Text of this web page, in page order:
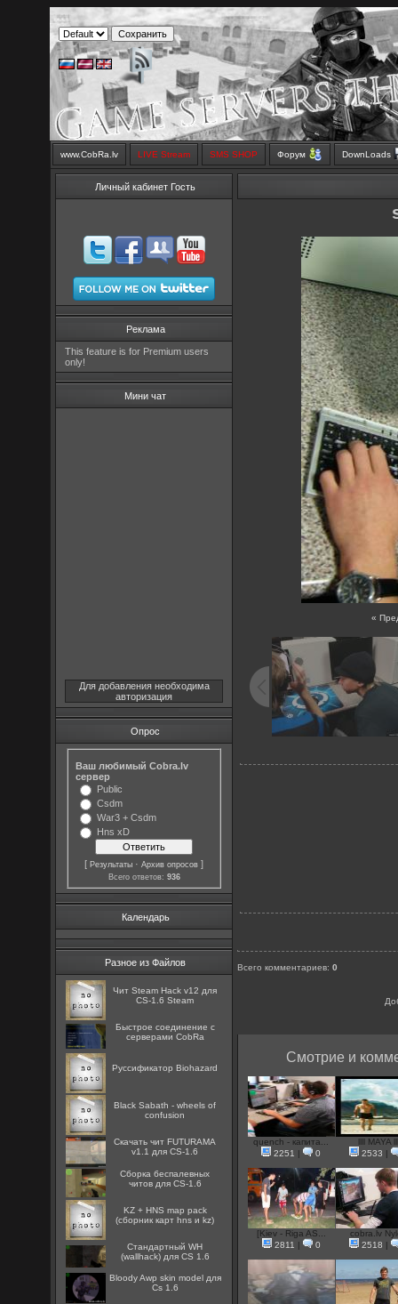
www.CobRa.lv LIVE Stream SMS SHOP Форум DownLoads
Личный кабинет Гость
Реклама
This feature is for Premium users
only!
Мини чат
Для добавления необходима
авторизация
Опрос
Ваш любимый Cobra.lv
сервер
Public
Csdm
War3 + Csdm
Hns xD
[Результаты ·Архив опросов ]
Всего ответов: 936
Календарь
Разное из Файлов
Чит Steam Hack v12 для
CS-1.6 Steam
Быстрое соединение с
серверами CobRa
Руссификатор Biohazard
Black Sabath - wheels of
confusion
Скачать чит FUTURAMA
v1.1 для CS-1.6
Сборка беспалевных
читов для CS-1.6
KZ + HNS map pack
(сборник карт hns и kz)
Стандартный WH
(wallhack) для CS 1.6
Bloody Awp skin model для
Cs 1.6
«
Всего комментариев:0
Смотрие и
quench - капита...
2251
| 0
llll MAYA
2533
|
[Kiev - Riga AS...
2811
0
cobra.lv
2518
|